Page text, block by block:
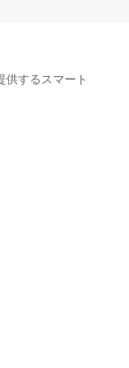
供するスマート